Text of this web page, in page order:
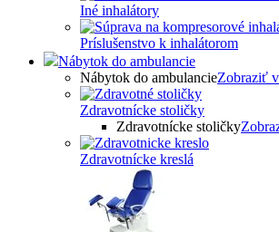
Iné inhalátory
Príslušenstvo k inhalátorom
Nábytok do ambulancie
Nábytok do ambulancieZobraziť
Zdravotnícke stoličky
Zdravotnícke stoličky
Zdravotnícke kreslá